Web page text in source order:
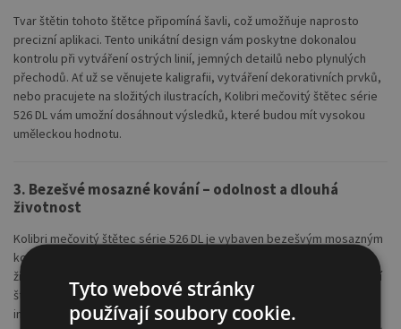
Tvar štětin tohoto štětce připomíná šavli, což umožňuje naprosto
precizní aplikaci. Tento unikátní design vám poskytne dokonalou
kontrolu při vytváření ostrých linií, jemných detailů nebo plynulých
přechodů. Ať už se věnujete kaligrafii, vytváření dekorativních prvků,
nebo pracujete na složitých ilustracích, Kolibri mečovitý štětec série
526 DL vám umožní dosáhnout výsledků, které budou mít vysokou
uměleckou hodnotu.
3. Bezešvé mosazné kování – odolnost a dlouhá
životnost
Kolibri mečovitý štětec série 526 DL je vybaven bezešvým mosazným
kováním, které zajišťuje maximální pevnost, odolnost a dlouhou
životnost štětce. Tento vysoce kvalitní materiál zabraňuje uvolňování
štětin nebo praskání rukojeti, čímž zajišťuje, že štětec vydrží roky
intenzivního používání. S tímto štětcem se můžete soustředit pouze
Tyto webové stránky
používají soubory cookie.